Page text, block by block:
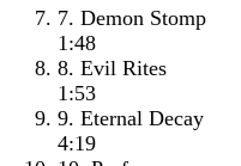
7. Demon Stomp
1:48
8. Evil Rites
1:53
9. Eternal Decay
4:19